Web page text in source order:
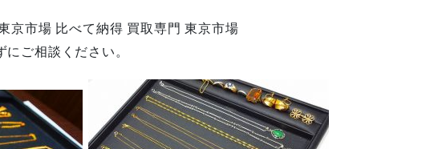
京市場 比べて納得 買取専門 東京市場
ご相談ください。